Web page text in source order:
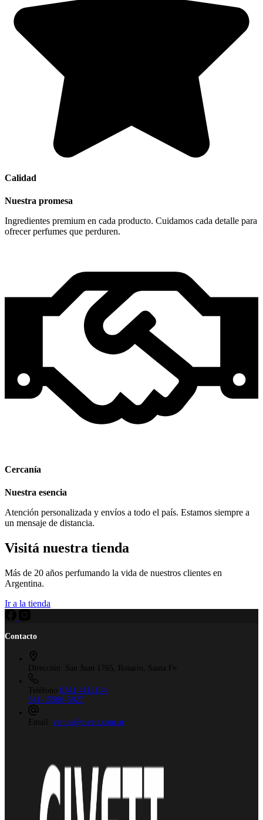
Calidad
Nuestra promesa
Ingredientes premium en cada producto. Cuidamos cada detalle para
ofrecer perfumes que perduren.
Cercanía
Nuestra esencia
Atención personalizada y envíos a todo el país. Estamos siempre a
un mensaje de distancia.
Visitá nuestra tienda
Más de 20 años perfumando la vida de nuestros clientes en
Argentina.
Ir a la tienda
Contacto
Dirección: San Juan 1765, Rosario, Santa Fe
Teléfono 0341 4112134
341-15586-5827
Email: ventas@civett.com.ar